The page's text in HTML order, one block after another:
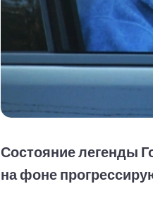
Состояние легенды
на фоне